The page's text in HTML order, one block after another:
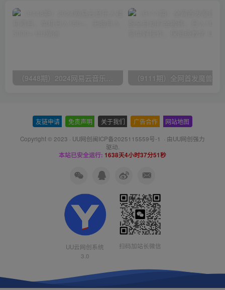
友链申请 免责声明 关于我们 广告合作 网站地图
Copyright © 2023 · UU网创闽ICP备2025115559号-1 · 由UU网创强力
驱动.
本站已安全运行: 1638天4小时37分51秒
UU云网创系统
3.0
扫码加站长微信